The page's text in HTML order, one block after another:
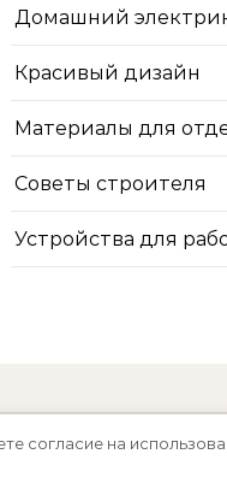
Домашний
Красивый дизайн
Материалы для
Советы строителя
Устройства для
согласие на